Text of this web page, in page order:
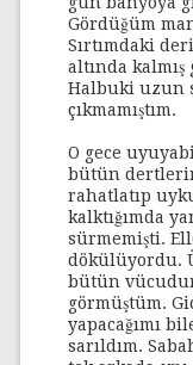
Gördüğüm
Sırtımdaki
altında
Halbuki uzun
çıkmamıştım.
O gece
bütün
rahatlatıp
kalktığımda
sürmemişti.
dökülüyordu.
bütün
görmüştüm.
yapacağımı
sarıldım.